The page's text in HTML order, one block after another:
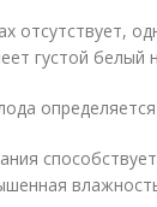
отсутствует,
густой белый